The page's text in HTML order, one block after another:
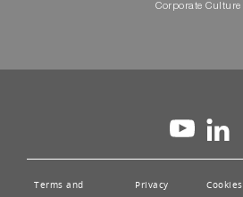
Corporate Culture
Terms and Privacy Cookies